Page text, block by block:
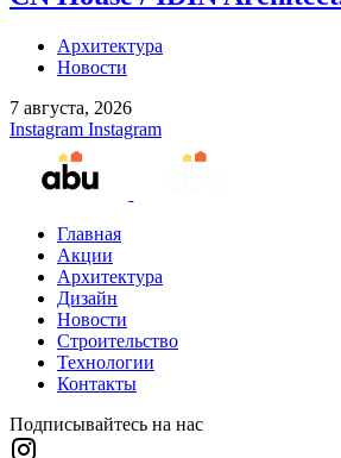
Архитектура
Новости
7 августа, 2026
Instagram Instagram
Главная
Акции
Архитектура
Дизайн
Новости
Строительство
Технологии
Контакты
Подписывайтесь на нас